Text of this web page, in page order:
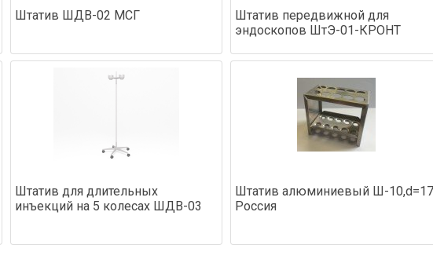
Штатив ШДВ-02 МСГ
Штатив передвижной для
эндоскопов ШтЭ-01-КРОНТ
Штатив для длительных
инъекций на 5 колесах ШДВ-03
Штатив алюминиевый Ш-10,d=17
Россия